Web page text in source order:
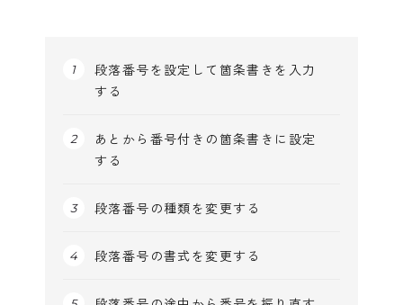
段落番号を設定して箇条書きを入力
する
あとから番号付きの箇条書きに設定
する
段落番号の種類を変更する
段落番号の書式を変更する